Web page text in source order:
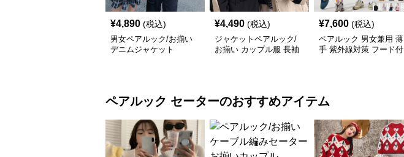
¥4,890 (税込)
男女ペアルック/お揃い
デニムジャケット
¥4,490 (税込)
ジャケットペアルック/
お揃い カップル服 長袖
¥7,600 (税込)
ペアルック 男女兼用 薄
手 紫外線対策 フード付
ペアルック セーターのおすすめアイテム